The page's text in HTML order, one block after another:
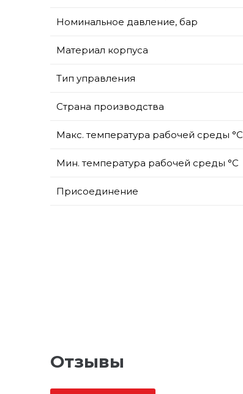
Номинальное давление, бар
Материал корпуса
Тип управления
Страна производства
Макс. температура рабочей среды °С
Мин. температура рабочей среды °С
Присоединение
Отзывы